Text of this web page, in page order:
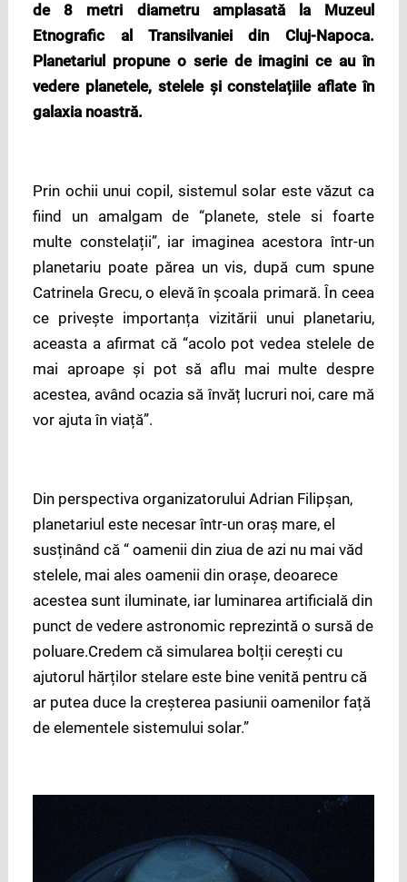
de 8 metri diametru amplasată la Muzeul
Etnografic al Transilvaniei din Cluj-Napoca.
Planetariul propune o serie de imagini ce au în
vedere planetele, stelele și constelațiile aflate în
galaxia noastră.
Prin ochii unui copil, sistemul solar este văzut ca
fiind un amalgam de “planete, stele si foarte
multe constelații”, iar imaginea acestora într-un
planetariu poate părea un vis, după cum spune
Catrinela Grecu, o elevă în școala primară. În ceea
ce privește importanța vizitării unui planetariu,
aceasta a afirmat că “acolo pot vedea stelele de
mai aproape și pot să aflu mai multe despre
acestea, având ocazia să învăț lucruri noi, care mă
vor ajuta în viață”.
Din perspectiva organizatorului Adrian Filipșan,
planetariul este necesar într-un oraș mare, el
susținând că “ oamenii din ziua de azi nu mai văd
stelele, mai ales oamenii din orașe, deoarece
acestea sunt iluminate, iar luminarea artificială din
punct de vedere astronomic reprezintă o sursă de
poluare.Credem că simularea bolții cerești cu
ajutorul hărților stelare este bine venită pentru că
ar putea duce la creșterea pasiunii oamenilor față
de elementele sistemului solar.”